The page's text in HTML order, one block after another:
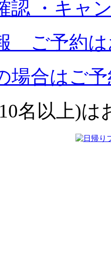
認 ・キャ
ご予約は
場合はご
名以上)は